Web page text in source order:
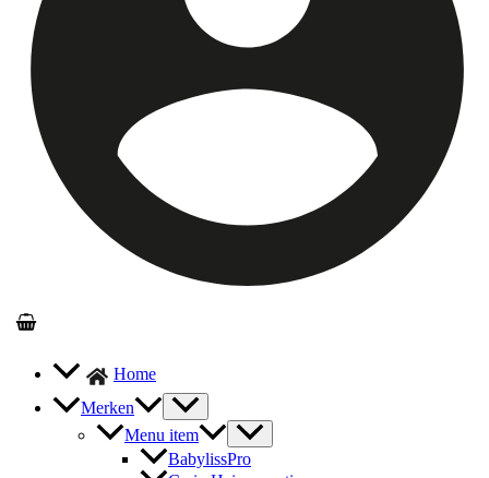
Home
Merken
Menu item
BabylissPro